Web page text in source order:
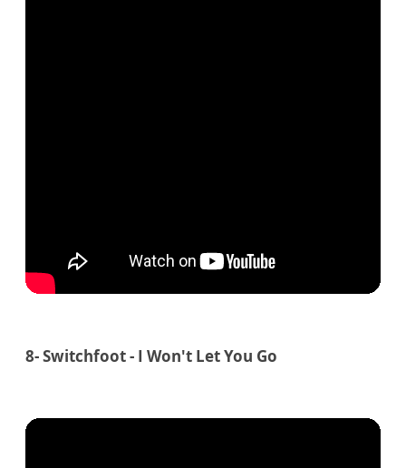
8- Switchfoot - I Won't Let You Go